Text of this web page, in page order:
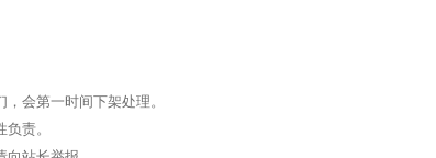
会第一时间下架处理。
责。